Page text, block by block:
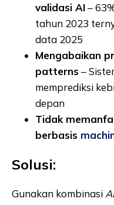
validasi AI–
tahun 2023
data 2025
Mengabaikan
patterns–
memprediksi
depan
Tidak
berbasis
Solusi:
Gunakan kombinasi